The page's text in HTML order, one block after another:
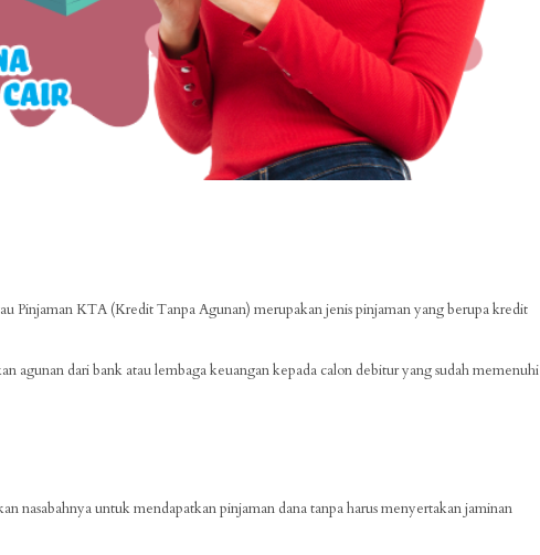
Pinjaman KTA (Kredit Tanpa Agunan) merupakan jenis pinjaman yang berupa kredit
agunan dari bank atau lembaga keuangan kepada calon debitur yang sudah memenuhi
nasabahnya untuk mendapatkan pinjaman dana tanpa harus menyertakan jaminan